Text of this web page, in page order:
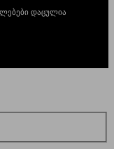
დაცულია